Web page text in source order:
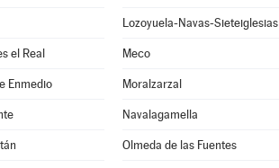
Lozoyuela-Navas-Sieteiglesias
el Real Meco
Enmedio Moralzarzal
Navalagamella
Olmeda de las Fuentes